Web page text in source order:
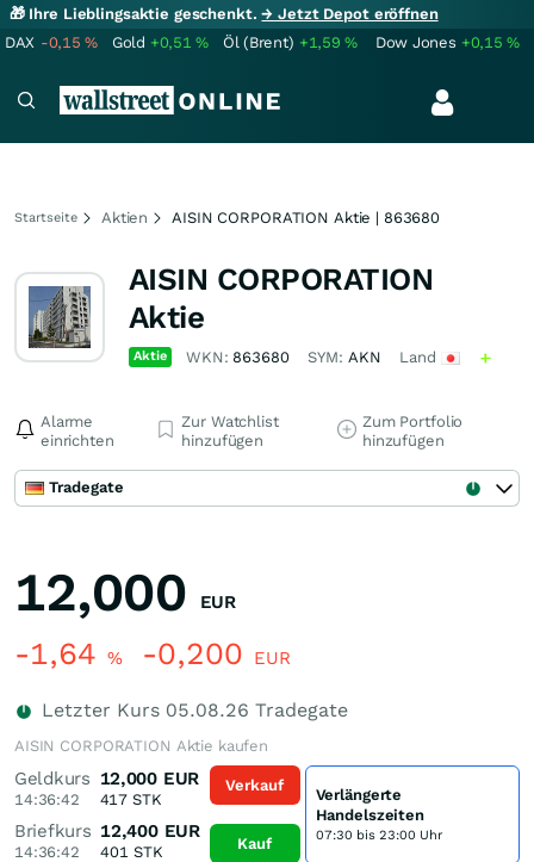
🎁 Ihre Lieblingsaktie geschenkt.→ Jetzt Depot eröffnen
DAX -0,15% Gold +0,51% Öl (Brent) +1,59% Dow Jones +0,15%
Startseite Aktien AISIN CORPORATION Aktie | 863680
AISIN CORPORATION
Aktie
Aktie WKN: 863680 SYM: AKN Land
Alarme
einrichten
Zur Watchlist
hinzufügen
Zum Portfolio
hinzufügen
Tradegate
12,000 EUR
-1,64 % -0,200 EUR
Letzter Kurs 05.08.26 Tradegate
AISIN CORPORATION Aktie kaufen
Geldkurs
14:36:42
12,000 EUR
417 STK
Briefkurs
14:36:42
12,400 EUR
401 STK
Verkauf
Kauf
Verlängerte
Handelszeiten
07:30 bis 23:00 Uhr